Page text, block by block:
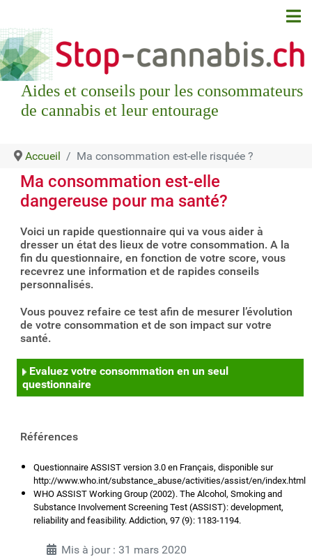
Aides et conseils pour les consommateurs
de cannabis et leur entourage
Accueil Ma consommation est-elle risquée ?
Ma consommation est-elle
dangereuse pour ma santé?
Voici un rapide questionnaire qui va vous aider à
dresser un état des lieux de votre consommation. A la
fin du questionnaire, en fonction de votre score, vous
recevrez une information et de rapides conseils
personnalisés.
Vous pouvez refaire ce test afin de mesurer l’évolution
de votre consommation et de son impact sur votre
santé.
Evaluez votre consommation en un seul
questionnaire
Références
Questionnaire ASSIST version 3.0 en Français, disponible sur
http://www.who.int/substance_abuse/activities/assist/en/index.html
WHO ASSIST Working Group (2002). The Alcohol, Smoking and
Substance Involvement Screening Test (ASSIST): development,
reliability and feasibility. Addiction, 97 (9): 1183-1194.
Mis à jour : 31 mars 2020